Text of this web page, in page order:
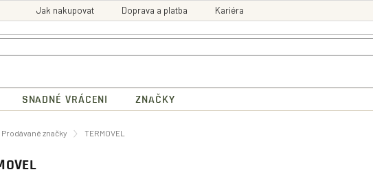
Jak nakupovat Doprava a platba Kariéra
SNADNÉ VRÁCENI ZNAČKY
Prodávané značky TERMOVEL